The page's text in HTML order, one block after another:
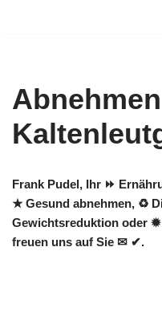
Frank Pudel, Ihr ⏩
★ Gesund abnehmen, ♻
Gewichtsreduktion oder
freuen uns auf Sie ✉ ✔.